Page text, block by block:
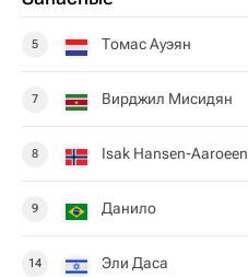
5 Томас Ауэян
7 Вирджил Мисидян
8 Isak Hansen-Aaroeen
9 Данило
14 Эли Даса